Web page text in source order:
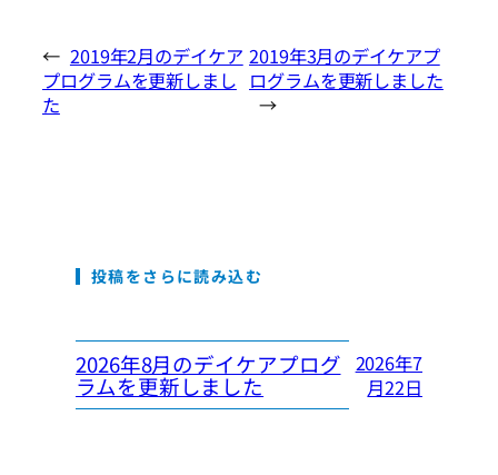
← 2019年2月のデイケア
プログラムを更新しまし
た
2019年3月のデイケアプ
ログラムを更新しました
→
投稿をさらに読み込む
2026年8月のデイケアプログ
ラムを更新しました
2026年7
月22日